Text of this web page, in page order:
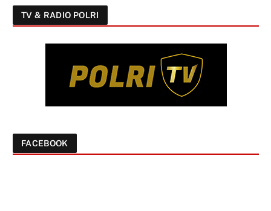
TV & RADIO POLRI
FACEBOOK